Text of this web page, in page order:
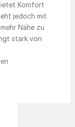
Komfort
jedoch mit
Nähe zu
stark von